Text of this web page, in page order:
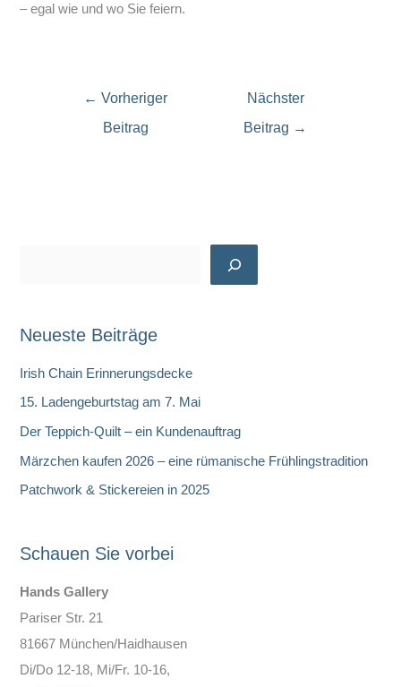
– egal wie und wo Sie feiern.
← Vorheriger
Beitrag
Nächster
Beitrag →
h
Neueste Beiträge
Irish Chain Erinnerungsdecke
15. Ladengeburtstag am 7. Mai
Der Teppich-Quilt – ein Kundenauftrag
Märzchen kaufen 2026 – eine rümanische Frühlingstradition
Patchwork & Stickereien in 2025
Schauen Sie vorbei
Hands Gallery
Pariser Str. 21
81667 München/Haidhausen
Di/Do 12-18, Mi/Fr. 10-16,